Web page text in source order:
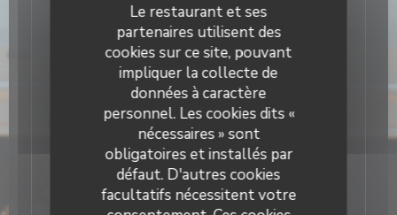
Le restaurant et ses
partenaires utilisent des
cookies sur ce site, pouvant
impliquer la collecte de
données à caractère
personnel. Les cookies dits «
nécessaires » sont
obligatoires et installés par
défaut. D'autres cookies
facultatifs nécessitent votre
A découvrir en accord avec une galette ou
une crêpe.
❄️❄️SALLE CLIMATISÉE❄️❄️